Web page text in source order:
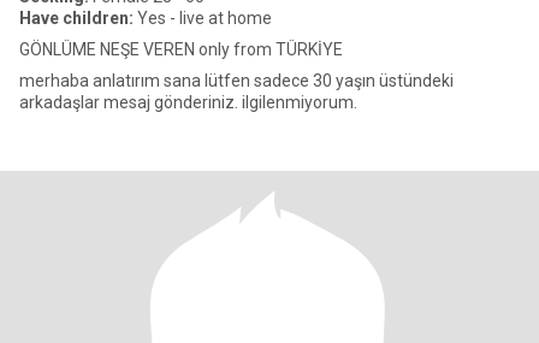
Have children: Yes - live at home
GÖNLÜME NEŞE VEREN only from TÜRKİYE
merhaba anlatırım sana lütfen sadece 30 yaşın üstündeki
arkadaşlar mesaj gönderiniz. ilgilenmiyorum.